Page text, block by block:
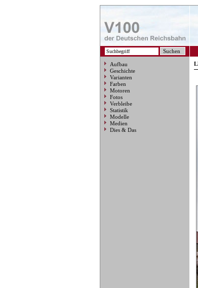
Aufbau
Geschichte
Varianten
Farben
Motoren
Fotos
Verbleibe
Statistik
Modelle
Medien
Dies & Das